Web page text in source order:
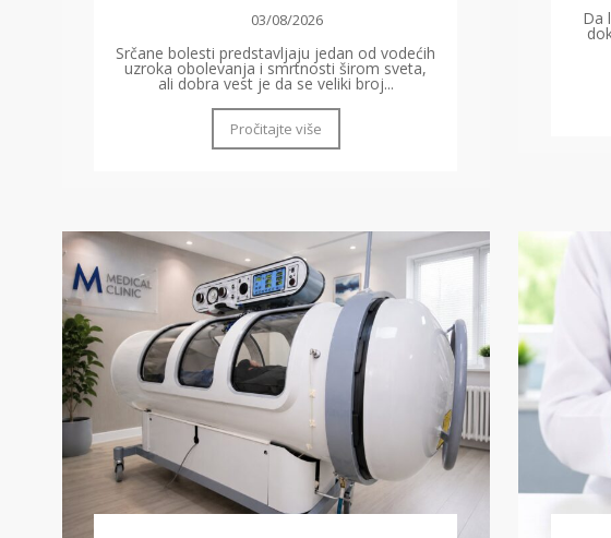
03/08/2026
Srčane bolesti predstavljaju jedan od vodećih
uzroka obolevanja i smrtnosti širom sveta,
ali dobra vest je da se veliki broj...
Pročitajte više
Da